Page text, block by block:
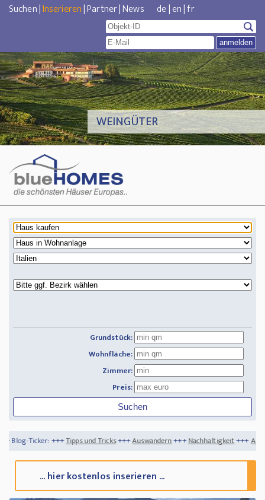
Suchen|Inserieren|Partner|News de|en|fr
WEINGÜTER
Grundstück:
Wohnfläche:
Zimmer:
Preis:
+++Tipps und Tricks+++Auswandern+++Nachhaltigkeit+++Auswandern
... hier kostenlos inserieren ...